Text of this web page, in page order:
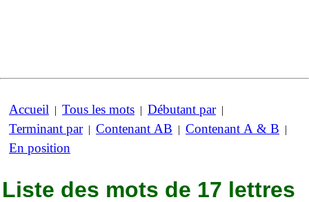
Accueil | Tous les mots | Débutant par|
Terminant par| Contenant AB | Contenant A & B |
En position
Liste des mots de 17 lettres